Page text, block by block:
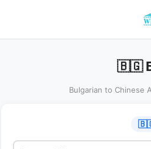
🇧🇬
Bulgarian to Chinese